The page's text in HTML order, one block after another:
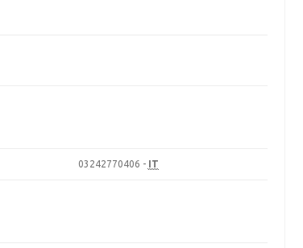
03242770406 - IT